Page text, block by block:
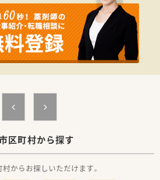
区町村から探す
からお探しいただけます。